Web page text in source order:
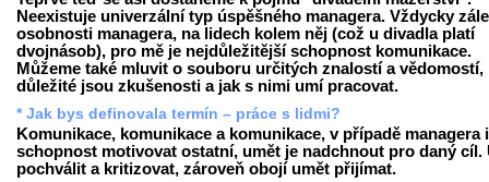
Neexistuje univerzální typ úspěšného managera. Vždycky
osobnosti managera, na lidech kolem něj (což u divadla platí
dvojnásob), pro mě je nejdůležitější schopnost komunikace.
Můžeme také mluvit o souboru určitých znalostí a vědomostí,
důležité jsou zkušenosti a jak s nimi umí pracovat.
* Jak bys definovala termín – práce s lidmi?
Komunikace, komunikace a komunikace, v případě managera i
schopnost motivovat ostatní, umět je nadchnout pro daný cíl.
pochválit a kritizovat, zároveň obojí umět přijímat.